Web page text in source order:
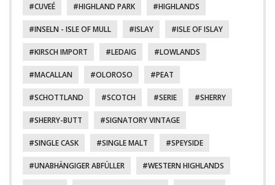
CUVEÉ HIGHLAND PARK HIGHLANDS
INSELN - ISLE OF MULL ISLAY ISLE OF ISLAY
KIRSCH IMPORT LEDAIG LOWLANDS
MACALLAN OLOROSO PEAT
SCHOTTLAND SCOTCH SERIE SHERRY
SHERRY-BUTT SIGNATORY VINTAGE
SINGLE CASK SINGLE MALT SPEYSIDE
UNABHÄNGIGER ABFÜLLER WESTERN HIGHLANDS